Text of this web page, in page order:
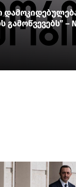
–